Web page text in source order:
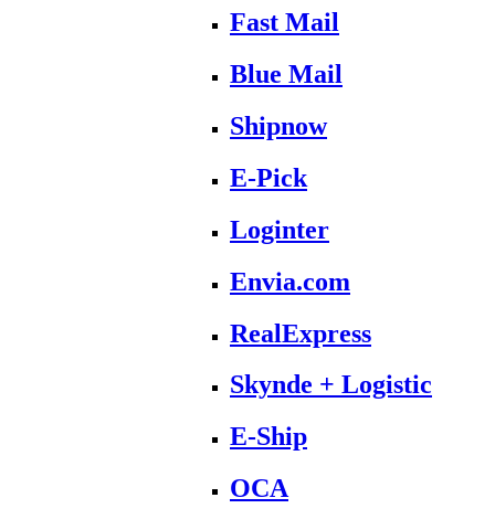
Fast Mail
Blue Mail
Shipnow
E-Pick
Loginter
Envia.com
RealExpress
Skynde + Logistic
E-Ship
OCA